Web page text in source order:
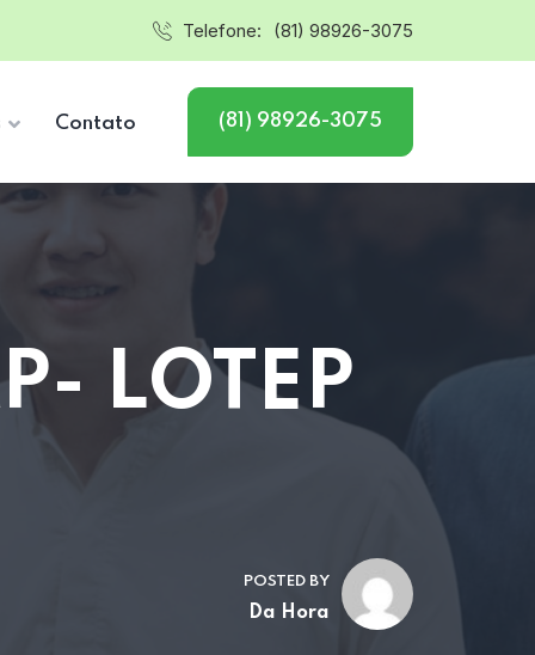
Telefone: (81) 98926-3075
Contato (81) 98926-3075
LOTEP
POSTED BY
Da Hora